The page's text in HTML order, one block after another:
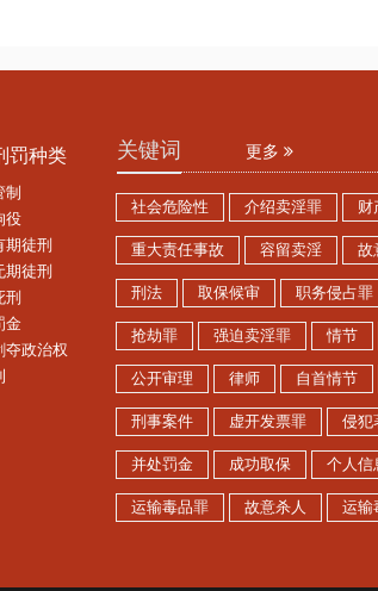
罚种类
制
役
期徒刑
期徒刑
刑
金
夺政治权
关键词 更多
社会危险性 介绍卖淫罪 财
重大责任事故 容留卖淫 故
刑法 取保候审 职务侵占罪
抢劫罪 强迫卖淫罪 情节
公开审理 律师 自首情节
刑事案件 虚开发票罪 侵犯
并处罚金 成功取保 个人信
运输毒品罪 故意杀人 运输